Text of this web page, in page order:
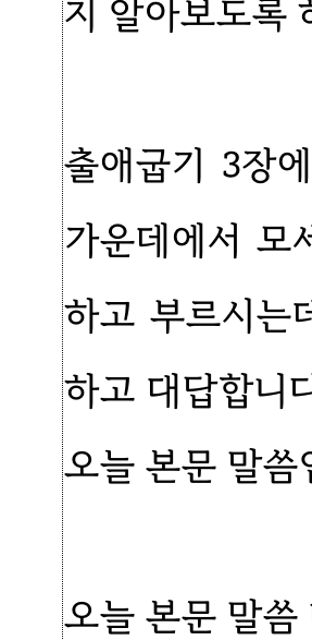
지 알아보도록
출애굽기 3장
가운데에서 모
하고 부르시는
하고 대답합니
오늘 본문 말씀
오늘 본문 말씀